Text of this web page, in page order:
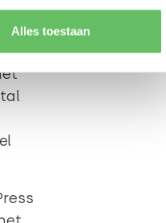
Alles toestaan